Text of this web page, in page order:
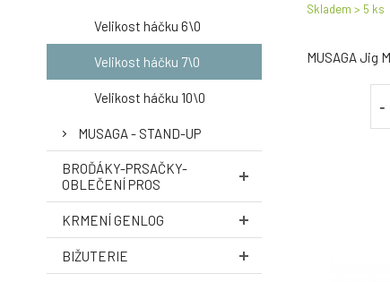
Velikost háčku 6\0
Velikost háčku 7\0
Velikost háčku 10\0
MUSAGA - STAND-UP
BROĎÁKY-PRSAČKY-
OBLEČENÍ PROS
KRMENÍ GENLOG
BIŽUTERIE
Skladem > 5 ks
MUSAGA Jig
-